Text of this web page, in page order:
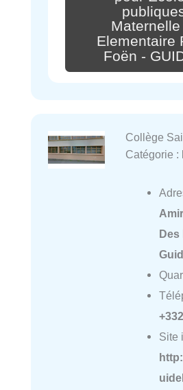
Elementaire
Foën -
Collège
Catégorie :
Des
Site